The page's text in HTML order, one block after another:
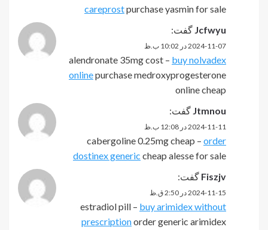
careprostpurchase yasmin for sale
Jcfwyu گفت:
2024-11-07 در 10:02 ب.ظ
alendronate 35mg cost – buy nolvadex
onlinepurchase medroxyprogesterone
online cheap
Jtmnou گفت:
2024-11-11 در 12:08 ب.ظ
cabergoline 0.25mg cheap – order
dostinex generic cheap alesse for sale
Fiszjv گفت:
2024-11-15 در 2:50 ق.ظ
estradiol pill – buy arimidex without
prescriptionorder generic arimidex